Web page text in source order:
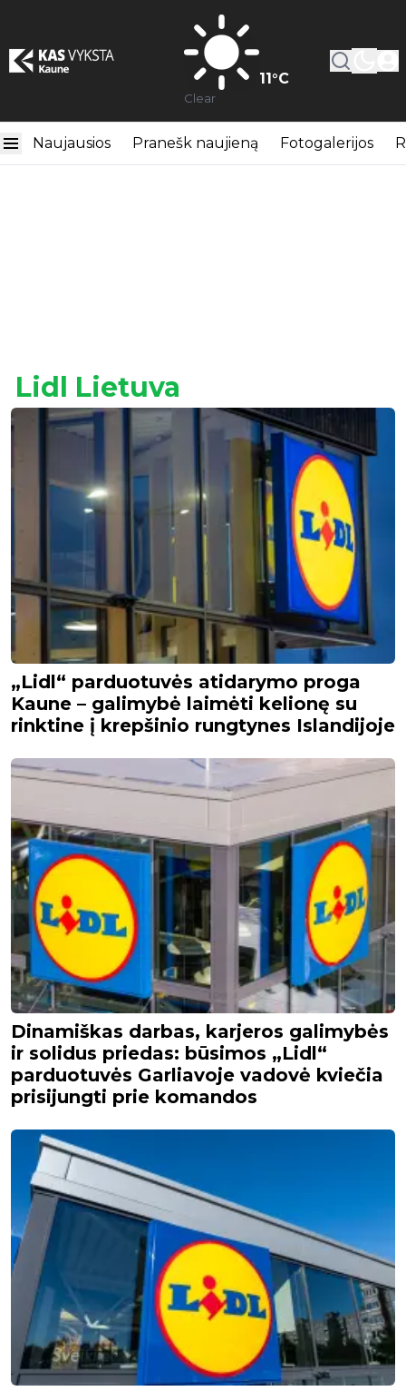
11°C
Clear
Naujausios Pranešk naujieną Fotogalerijos
Lidl Lietuva
„Lidl“ parduotuvės atidarymo proga
Kaune – galimybė laimėti kelionę su
rinktine į krepšinio rungtynes Islandijoje
Dinamiškas darbas, karjeros galimybės
ir solidus priedas: būsimos „Lidl“
parduotuvės Garliavoje vadovė kviečia
prisijungti prie komandos